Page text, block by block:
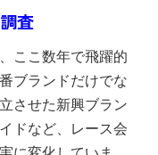
査
ここ数年で飛躍的
ブランドだけでな
させた新興ブラン
ドなど、レース会